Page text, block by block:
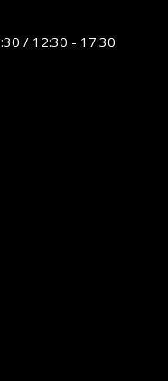
/ 12:30 - 17:30